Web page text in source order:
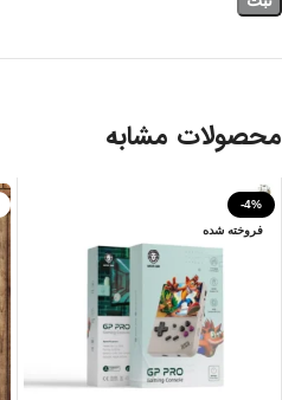
محصولات مشابه
-4%
فروخته شده